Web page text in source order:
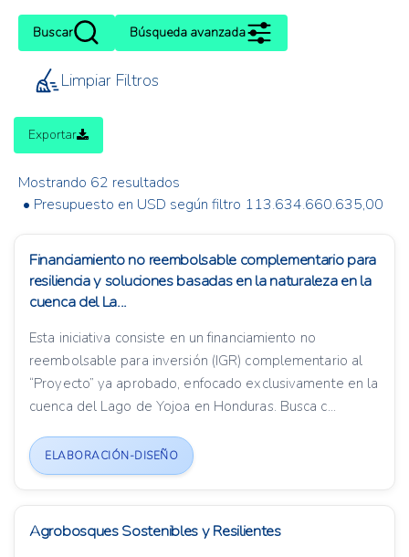
Buscar Búsqueda avanzada
Limpiar Filtros
Exportar
Mostrando 62 resultados
• Presupuesto en USD según filtro 113.634.660.635,00
Financiamiento no reembolsable complementario para
resiliencia y soluciones basadas en la naturaleza en la
cuenca del La...
Esta iniciativa consiste en un financiamiento no
reembolsable para inversión (IGR) complementario al
“Proyecto” ya aprobado, enfocado exclusivamente en la
cuenca del Lago de Yojoa en Honduras. Busca c...
ELABORACIÓN-DISEÑO
Agrobosques Sostenibles y Resilientes